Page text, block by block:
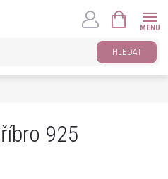
HLEDAT
KOŠÍK
925